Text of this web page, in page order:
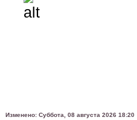
Изменено: Суббота, 08 августа 2026 18:20